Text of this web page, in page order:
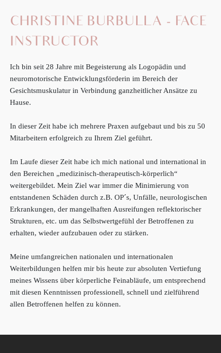
CHRISTINE BURBULLA - FACE
INSTRUCTOR
Ich bin seit 28 Jahre mit Begeisterung als Logopädin und
neuromotorische Entwicklungsförderin im Bereich der
Gesichtsmuskulatur in Verbindung ganzheitlicher Ansätze zu
Hause.
In dieser Zeit habe ich mehrere Praxen aufgebaut und bis zu 50
Mitarbeitern erfolgreich zu Ihrem Ziel geführt.
Im Laufe dieser Zeit habe ich mich national und international in
den Bereichen „medizinisch-therapeutisch-körperlich“
weitergebildet. Mein Ziel war immer die Minimierung von
entstandenen Schäden durch z.B. OP´s, Unfälle, neurologischen
Erkrankungen, der mangelhaften Ausreifungen reflektorischer
Strukturen, etc. um das Selbstwertgefühl der Betroffenen zu
erhalten, wieder aufzubauen oder zu stärken.
Meine umfangreichen nationalen und internationalen
Weiterbildungen helfen mir bis heute zur absoluten Vertiefung
meines Wissens über körperliche Feinabläufe, um entsprechend
mit diesen Kenntnissen professionell, schnell und zielführend
allen Betroffenen helfen zu können.